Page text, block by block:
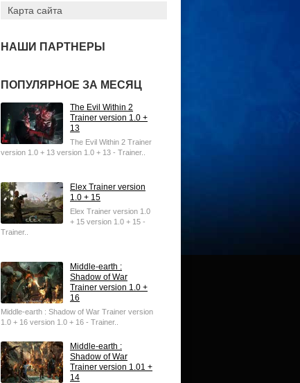
Карта сайта
НАШИ ПАРТНЕРЫ
ПОПУЛЯРНОЕ ЗА МЕСЯЦ
The Evil Within 2
Trainer version 1.0 +
13
The Evil Within 2 Trainer
version 1.0 + 13 version 1.0 + 13 - Trainer..
Elex Trainer version
1.0 + 15
Elex Trainer version 1.0
+ 15 version 1.0 + 15 -
Trainer..
Middle-earth :
Shadow of War
Trainer version 1.0 +
16
Middle-earth : Shadow of War Trainer version
1.0 + 16 version 1.0 + 16 - Trainer..
Middle-earth :
Shadow of War
Trainer version 1.01 +
14